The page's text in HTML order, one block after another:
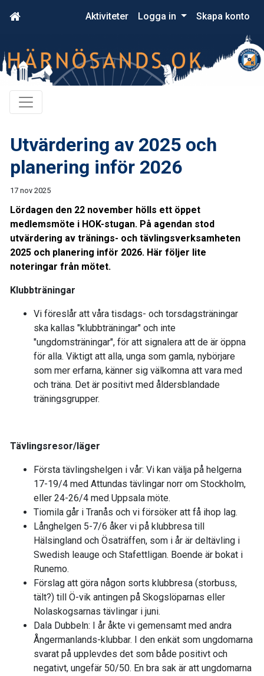
Aktiviteter Logga in Skapa konto
Utvärdering av 2025 och
planering inför 2026
17 nov 2025
Lördagen den 22 november hölls ett öppet
medlemsmöte i HOK-stugan. På agendan stod
utvärdering av tränings- och tävlingsverksamheten
2025 och planering inför 2026. Här följer lite
noteringar från mötet.
Klubbträningar
Vi föreslår att våra tisdags- och torsdagsträningar
ska kallas "klubbträningar" och inte
"ungdomsträningar", för att signalera att de är öppna
för alla. Viktigt att alla, unga som gamla, nybörjare
som mer erfarna, känner sig välkomna att vara med
och träna. Det är positivt med åldersblandade
träningsgrupper.
Tävlingsresor/läger
Första tävlingshelgen i vår: Vi kan välja på helgerna
17-19/4 med Attundas tävlingar norr om Stockholm,
eller 24-26/4 med Uppsala möte.
Tiomila går i Tranås och vi försöker att få ihop lag.
Långhelgen 5-7/6 åker vi på klubbresa till
Hälsingland och Ösaträffen, som i år är deltävling i
Swedish leauge och Stafettligan. Boende är bokat i
Runemo.
Förslag att göra någon sorts klubbresa (storbuss,
tält?) till Ö-vik antingen på Skogslöparnas eller
Nolaskogsarnas tävlingar i juni.
Dala Dubbeln: I år åkte vi gemensamt med andra
Ångermanlands-klubbar. I den enkät som ungdomarna
svarat på upplevdes det som både positivt och
negativt, ungefär 50/50. En bra sak är att ungdomarna